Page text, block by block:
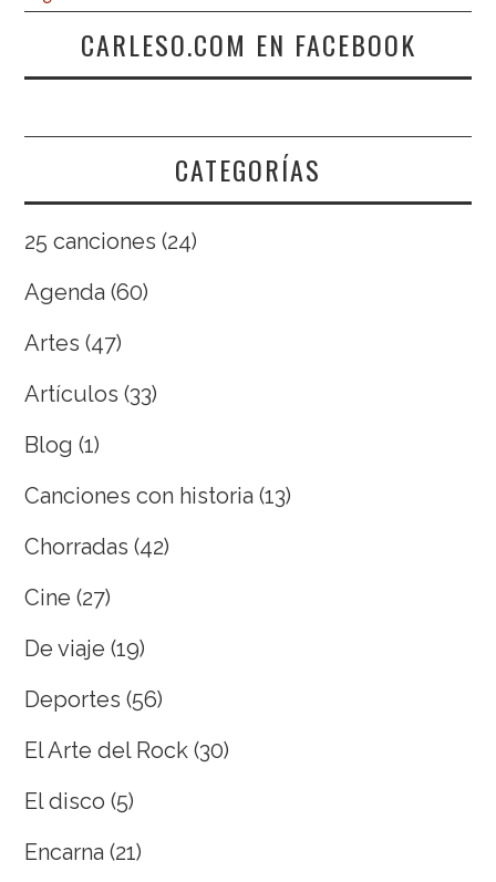
CARLESO.COM EN FACEBOOK
CATEGORÍAS
25 canciones (24)
Agenda (60)
Artes (47)
Artículos (33)
Blog (1)
Canciones con historia (13)
Chorradas (42)
Cine (27)
De viaje (19)
Deportes (56)
El Arte del Rock (30)
El disco (5)
Encarna (21)